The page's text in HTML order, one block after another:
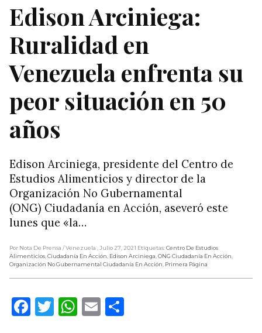
Edison Arciniega:
Ruralidad en
Venezuela enfrenta su
peor situación en 50
años
Edison Arciniega, presidente del Centro de
Estudios Alimenticios y director de la
Organización No Gubernamental
(ONG) Ciudadanía en Acción, aseveró este
lunes que «la…
Por Nota De Prensa / Venezuela , Julio 27, 2021 Etiquetas:Centro De Estudios
Alimenticios,Ciudadanía En Acción, Edison Arciniega,ONG Ciudadanía En Acción,
Organización No Gubernamental Ciudadanía En Acción, Primera Página
Facebook
Twitter
WhatsApp
Email